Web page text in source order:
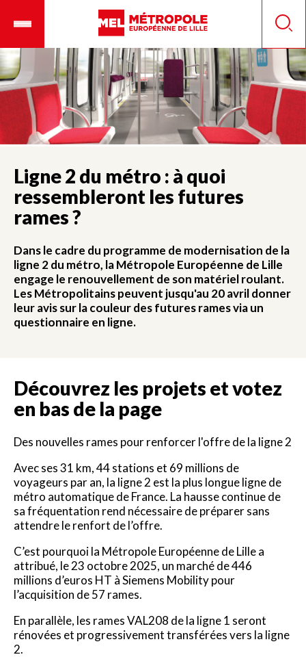
principal
mobile
Ligne 2 du métro : à quoi
ressembleront les futures
rames ?
Dans le cadre du programme de modernisation de la
ligne 2 du métro, la Métropole Européenne de Lille
engage le renouvellement de son matériel roulant.
Les Métropolitains peuvent jusqu'au 20 avril donner
leur avis sur la couleur des futures rames via un
questionnaire en ligne.
Découvrez les projets et votez
en bas de la page
Des nouvelles rames pour renforcer l'offre de la ligne 2
Avec ses 31 km, 44 stations et 69 millions de
voyageurs par an, la ligne 2 est la plus longue ligne de
métro automatique de France. La hausse continue de
sa fréquentation rend nécessaire de préparer sans
attendre le renfort de l’offre.
C’est pourquoi la Métropole Européenne de Lille a
attribué, le 23 octobre 2025, un marché de 446
millions d’euros HT à Siemens Mobility pour
l’acquisition de 57 rames.
En parallèle, les rames VAL208 de la ligne 1 seront
rénovées et progressivement transférées vers la ligne
2.
Panneau de gestion des cookies